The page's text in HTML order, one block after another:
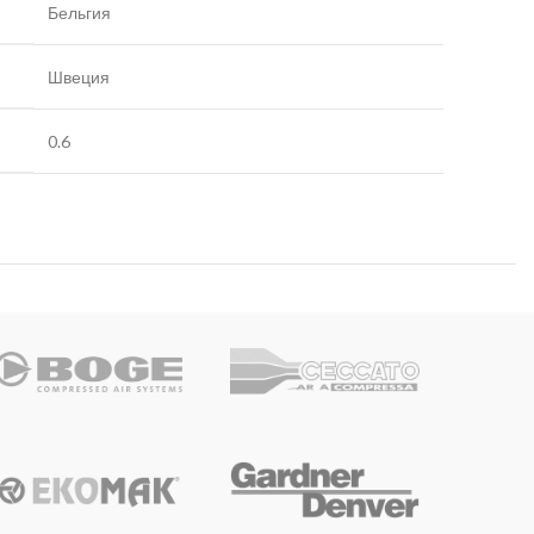
Бельгия
Швеция
0.6